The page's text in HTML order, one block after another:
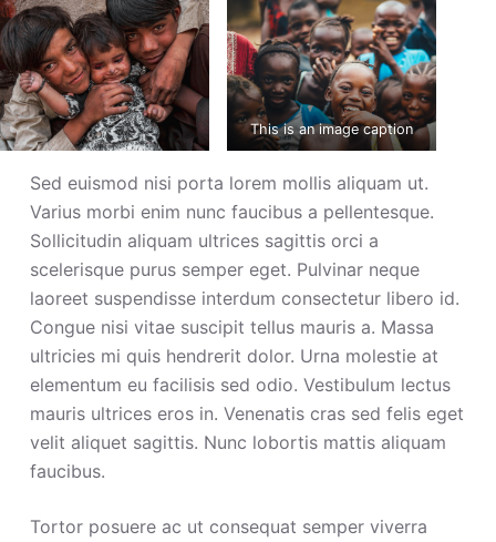
This is an image caption
Sed euismod nisi porta lorem mollis aliquam ut.
Varius morbi enim nunc faucibus a pellentesque.
Sollicitudin aliquam ultrices sagittis orci a
scelerisque purus semper eget. Pulvinar neque
laoreet suspendisse interdum consectetur libero id.
Congue nisi vitae suscipit tellus mauris a. Massa
ultricies mi quis hendrerit dolor. Urna molestie at
elementum eu facilisis sed odio. Vestibulum lectus
mauris ultrices eros in. Venenatis cras sed felis eget
velit aliquet sagittis. Nunc lobortis mattis aliquam
faucibus.
Tortor posuere ac ut consequat semper viverra